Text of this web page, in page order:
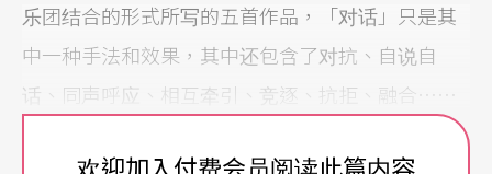
乐团结合的形式所写的五首作品，「对话」只是其
中一种手法和效果，其中还包含了对抗、自说自
话、同声呼应、相互牵引、竞逐、抗拒、融合……
欢迎加入付费会员阅读此篇内容